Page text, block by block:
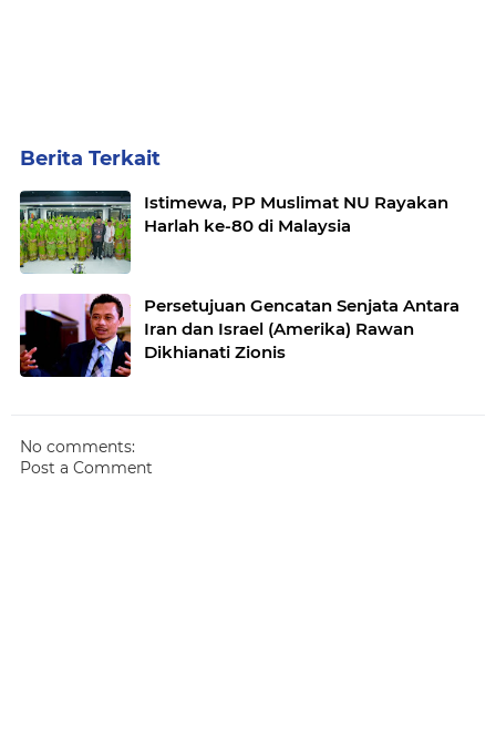
Berita Terkait
Istimewa, PP Muslimat NU Rayakan
Harlah ke-80 di Malaysia
Persetujuan Gencatan Senjata Antara
Iran dan Israel (Amerika) Rawan
Dikhianati Zionis
No comments:
Post a Comment